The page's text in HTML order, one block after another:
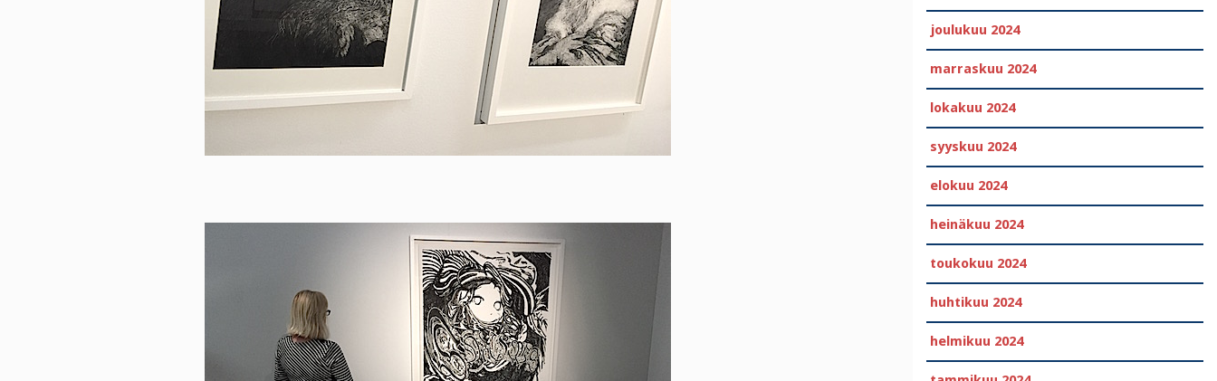
joulukuu 2024
marraskuu 2024
lokakuu 2024
syyskuu 2024
elokuu 2024
heinäkuu 2024
toukokuu 2024
huhtikuu 2024
helmikuu 2024